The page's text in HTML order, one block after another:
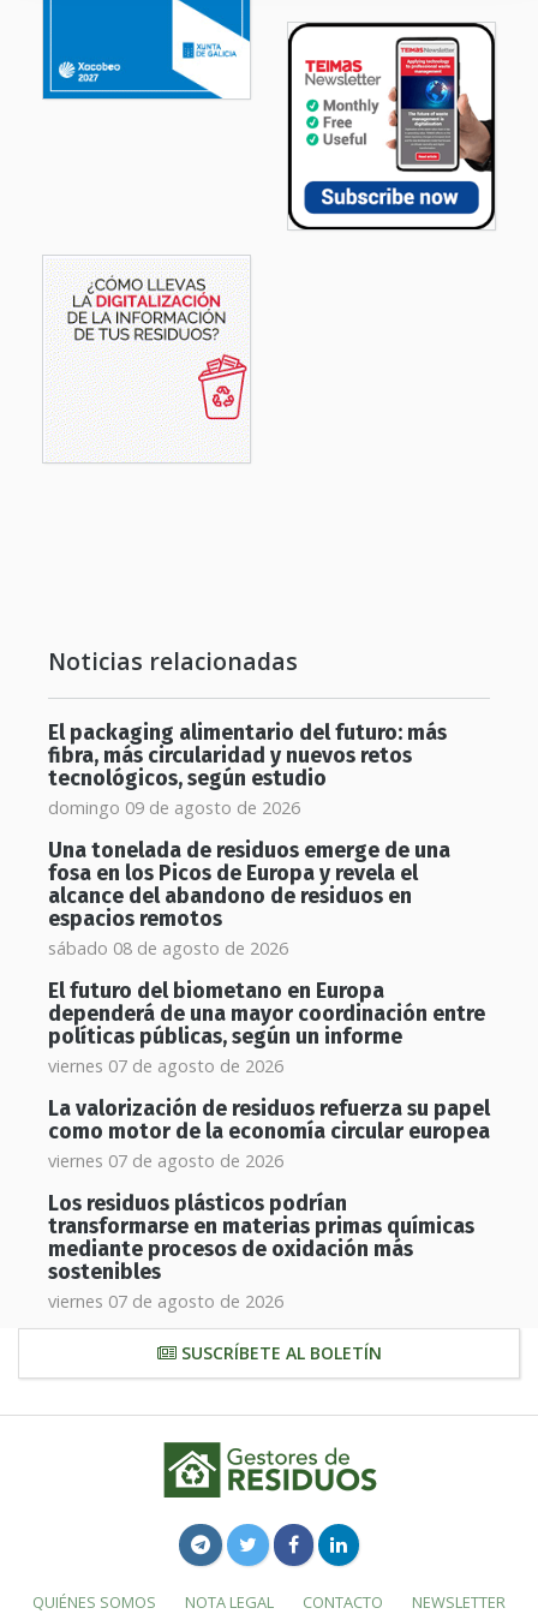
Noticias relacionadas
El packaging alimentario del futuro: más
fibra, más circularidad y nuevos retos
tecnológicos, según estudio
domingo 09 de agosto de 2026
Una tonelada de residuos emerge de una
fosa en los Picos de Europa y revela el
alcance del abandono de residuos en
espacios remotos
sábado 08 de agosto de 2026
El futuro del biometano en Europa
dependerá de una mayor coordinación entre
políticas públicas, según un informe
viernes 07 de agosto de 2026
La valorización de residuos refuerza su papel
como motor de la economía circular europea
viernes 07 de agosto de 2026
Los residuos plásticos podrían
transformarse en materias primas químicas
mediante procesos de oxidación más
sostenibles
viernes 07 de agosto de 2026
SUSCRÍBETE AL BOLETÍN
QUIÉNES SOMOS NOTA LEGAL CONTACTO NEWSLETTER